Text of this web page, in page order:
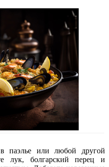
в паэлье или любой другой
лук, болгарский перец и